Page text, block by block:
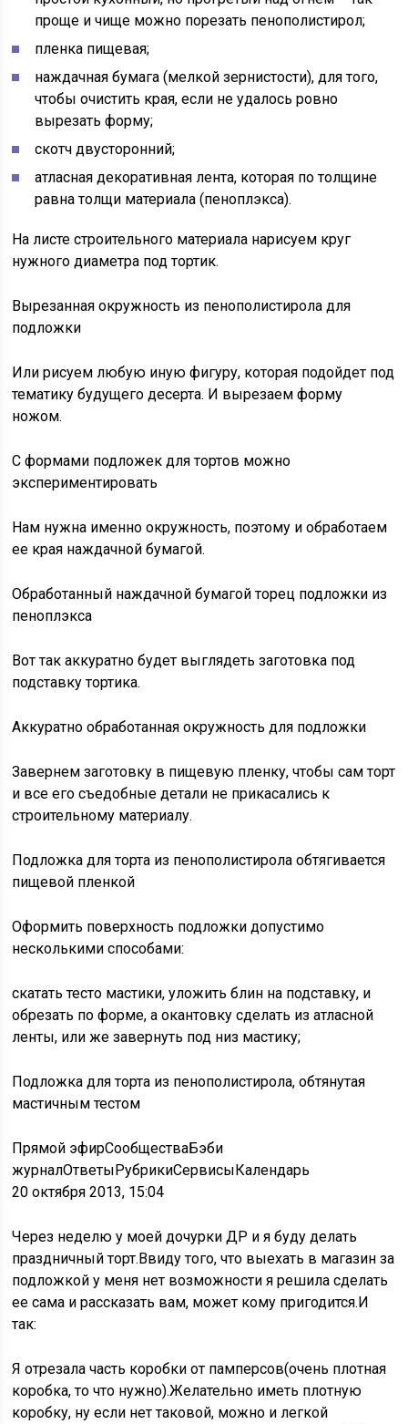
проще и чище можно порезать пенополистирол;
пленка пищевая;
наждачная бумага (мелкой зернистости), для того,
чтобы очистить края, если не удалось ровно
вырезать форму;
скотч двусторонний;
атласная декоративная лента, которая по толщине
равна толщи материала (пеноплэкса).
На листе строительного материала нарисуем круг
нужного диаметра под тортик.
Вырезанная окружность из пенополистирола для
подложки
Или рисуем любую иную фигуру, которая подойдет под
тематику будущего десерта. И вырезаем форму
ножом.
С формами подложек для тортов можно
экспериментировать
Нам нужна именно окружность, поэтому и обработаем
ее края наждачной бумагой.
Обработанный наждачной бумагой торец подложки из
пеноплэкса
Вот так аккуратно будет выглядеть заготовка под
подставку тортика.
Аккуратно обработанная окружность для подложки
Завернем заготовку в пищевую пленку, чтобы сам торт
и все его съедобные детали не прикасались к
строительному материалу.
Подложка для торта из пенополистирола обтягивается
пищевой пленкой
Оформить поверхность подложки допустимо
несколькими способами:
скатать тесто мастики, уложить блин на подставку, и
обрезать по форме, а окантовку сделать из атласной
ленты, или же завернуть под низ мастику;
Подложка для торта из пенополистирола, обтянутая
мастичным тестом
Прямой эфирСообществаБэби
журналОтветыРубрикиСервисыКалендарь
20 октября 2013, 15:04
Через неделю у моей дочурки ДР и я буду делать
праздничный торт.Ввиду того, что выехать в магазин за
подложкой у меня нет возможности я решила сделать
ее сама и рассказать вам, может кому пригодится.И
так:
Я отрезала часть коробки от памперсов(очень плотная
коробка, то что нужно).Желательно иметь плотную
коробку, ну если нет таковой, можно и легкой